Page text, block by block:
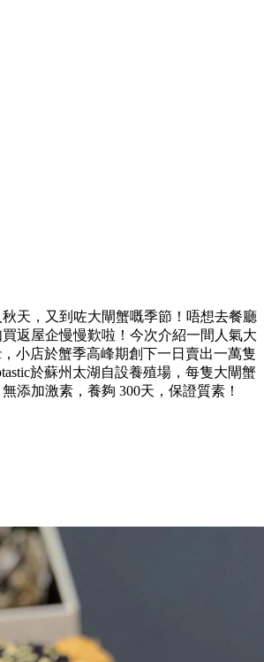
天，又到咗大閘蟹嘅季節！唔想去餐廳
返屋企慢慢歎啦！今次介紹一間人氣大
小店於蟹季高峰期創下一日賣出一萬隻
於蘇州太湖自設養殖場，每隻大閘蟹
添加激素，養夠 300天，保證質素！